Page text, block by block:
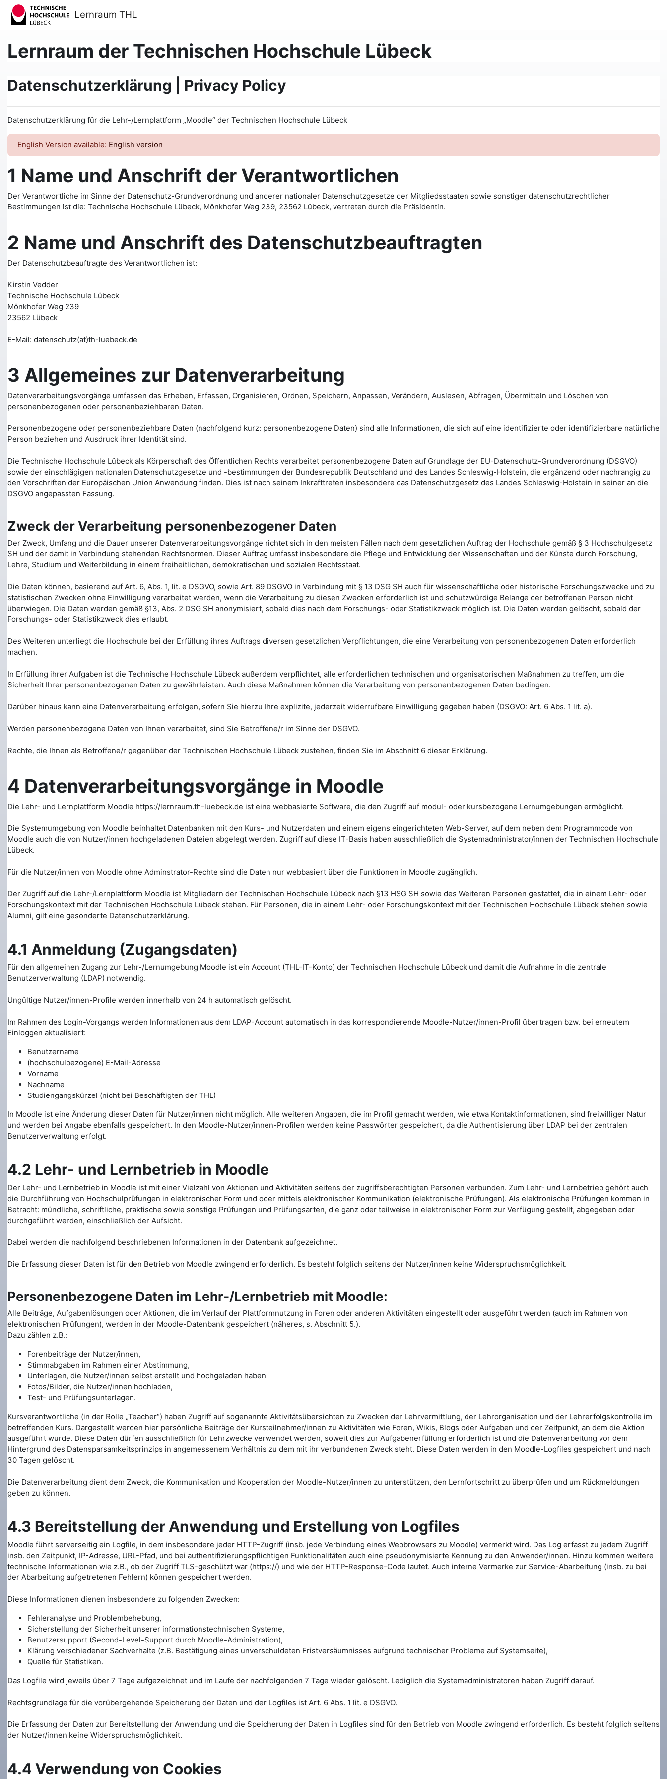
Zum Hauptinhalt
Lernraum THL
Lernraum der Technischen Hochschule Lübeck
Datenschutzerklärung | Privacy Policy
Datenschutzerklärung für die Lehr-/Lernplattform „Moodle“ der Technischen Hochschule Lübeck
English Version available: English version
1 Name und Anschrift der Verantwortlichen
Der Verantwortliche im Sinne der Datenschutz-Grundverordnung und anderer nationaler Datenschutzgesetze der Mitgliedsstaaten sowie sonstiger datenschutzrechtlicher
Bestimmungen ist die: Technische Hochschule Lübeck, Mönkhofer Weg 239, 23562 Lübeck, vertreten durch die Präsidentin.
2 Name und Anschrift des Datenschutzbeauftragten
Der Datenschutzbeauftragte des Verantwortlichen ist:
Kirstin Vedder
Technische Hochschule Lübeck
Mönkhofer Weg 239
23562 Lübeck
E-Mail: datenschutz(at)th-luebeck.de
3 Allgemeines zur Datenverarbeitung
Datenverarbeitungsvorgänge umfassen das Erheben, Erfassen, Organisieren, Ordnen, Speichern, Anpassen, Verändern, Auslesen, Abfragen, Übermitteln und Löschen von
personenbezogenen oder personenbeziehbaren Daten.
Personenbezogene oder personenbeziehbare Daten (nachfolgend kurz: personenbezogene Daten) sind alle Informationen, die sich auf eine identifizierte oder identifizierbare natürliche
Person beziehen und Ausdruck ihrer Identität sind.
Die Technische Hochschule Lübeck als Körperschaft des Öffentlichen Rechts verarbeitet personenbezogene Daten auf Grundlage der EU-Datenschutz-Grundverordnung (DSGVO)
sowie der einschlägigen nationalen Datenschutzgesetze und -bestimmungen der Bundesrepublik Deutschland und des Landes Schleswig-Holstein, die ergänzend oder nachrangig zu
den Vorschriften der Europäischen Union Anwendung finden. Dies ist nach seinem Inkrafttreten insbesondere das Datenschutzgesetz des Landes Schleswig-Holstein in seiner an die
DSGVO angepassten Fassung.
Zweck der Verarbeitung personenbezogener Daten
Der Zweck, Umfang und die Dauer unserer Datenverarbeitungsvorgänge richtet sich in den meisten Fällen nach dem gesetzlichen Auftrag der Hochschule gemäß § 3 Hochschulgesetz
SH und der damit in Verbindung stehenden Rechtsnormen. Dieser Auftrag umfasst insbesondere die Pflege und Entwicklung der Wissenschaften und der Künste durch Forschung,
Lehre, Studium und Weiterbildung in einem freiheitlichen, demokratischen und sozialen Rechtsstaat.
Die Daten können, basierend auf Art. 6, Abs. 1, lit. e DSGVO, sowie Art. 89 DSGVO in Verbindung mit § 13 DSG SH auch für wissenschaftliche oder historische Forschungszwecke und zu
statistischen Zwecken ohne Einwilligung verarbeitet werden, wenn die Verarbeitung zu diesen Zwecken erforderlich ist und schutzwürdige Belange der betroffenen Person nicht
überwiegen. Die Daten werden gemäß §13, Abs. 2 DSG SH anonymisiert, sobald dies nach dem Forschungs- oder Statistikzweck möglich ist. Die Daten werden gelöscht, sobald der
Forschungs- oder Statistikzweck dies erlaubt.
Des Weiteren unterliegt die Hochschule bei der Erfüllung ihres Auftrags diversen gesetzlichen Verpflichtungen, die eine Verarbeitung von personenbezogenen Daten erforderlich
machen.
In Erfüllung ihrer Aufgaben ist die Technische Hochschule Lübeck außerdem verpflichtet, alle erforderlichen technischen und organisatorischen Maßnahmen zu treffen, um die
Sicherheit Ihrer personenbezogenen Daten zu gewährleisten. Auch diese Maßnahmen können die Verarbeitung von personenbezogenen Daten bedingen.
Darüber hinaus kann eine Datenverarbeitung erfolgen, sofern Sie hierzu Ihre explizite, jederzeit widerrufbare Einwilligung gegeben haben (DSGVO: Art. 6 Abs. 1 lit. a).
Werden personenbezogene Daten von Ihnen verarbeitet, sind Sie Betroffene/r im Sinne der DSGVO.
Rechte, die Ihnen als Betroffene/r gegenüber der Technischen Hochschule Lübeck zustehen, finden Sie im Abschnitt 6 dieser Erklärung.
4 Datenverarbeitungsvorgänge in Moodle
Die Lehr- und Lernplattform Moodle https://lernraum.th-luebeck.de ist eine webbasierte Software, die den Zugriff auf modul- oder kursbezogene Lernumgebungen ermöglicht.
Die Systemumgebung von Moodle beinhaltet Datenbanken mit den Kurs- und Nutzerdaten und einem eigens eingerichteten Web-Server, auf dem neben dem Programmcode von
Moodle auch die von Nutzer/innen hochgeladenen Dateien abgelegt werden. Zugriff auf diese IT-Basis haben ausschließlich die Systemadministrator/innen der Technischen Hochschule
Lübeck.
Für die Nutzer/innen von Moodle ohne Adminstrator-Rechte sind die Daten nur webbasiert über die Funktionen in Moodle zugänglich.
Der Zugriff auf die Lehr-/Lernplattform Moodle ist Mitgliedern der Technischen Hochschule Lübeck nach §13 HSG SH sowie des Weiteren Personen gestattet, die in einem Lehr- oder
Forschungskontext mit der Technischen Hochschule Lübeck stehen. Für Personen, die in einem Lehr- oder Forschungskontext mit der Technischen Hochschule Lübeck stehen sowie
Alumni, gilt eine gesonderte Datenschutzerklärung.
4.1 Anmeldung (Zugangsdaten)
Für den allgemeinen Zugang zur Lehr-/Lernumgebung Moodle ist ein Account (THL-IT-Konto) der Technischen Hochschule Lübeck und damit die Aufnahme in die zentrale
Benutzerverwaltung (LDAP) notwendig.
Ungültige Nutzer/innen-Profile werden innerhalb von 24 h automatisch gelöscht.
Im Rahmen des Login-Vorgangs werden Informationen aus dem LDAP-Account automatisch in das korrespondierende Moodle-Nutzer/innen-Profil übertragen bzw. bei erneutem
Einloggen aktualisiert:
Benutzername
(hochschulbezogene) E-Mail-Adresse
Vorname
Nachname
Studiengangskürzel (nicht bei Beschäftigten der THL)
In Moodle ist eine Änderung dieser Daten für Nutzer/innen nicht möglich. Alle weiteren Angaben, die im Profil gemacht werden, wie etwa Kontaktinformationen, sind freiwilliger Natur
und werden bei Angabe ebenfalls gespeichert. In den Moodle-Nutzer/innen-Profilen werden keine Passwörter gespeichert, da die Authentisierung über LDAP bei der zentralen
Benutzerverwaltung erfolgt.
4.2 Lehr- und Lernbetrieb in Moodle
Der Lehr- und Lernbetrieb in Moodle ist mit einer Vielzahl von Aktionen und Aktivitäten seitens der zugriffsberechtigten Personen verbunden. Zum Lehr- und Lernbetrieb gehört auch
die Durchführung von Hochschulprüfungen in elektronischer Form und oder mittels elektronischer Kommunikation (elektronische Prüfungen). Als elektronische Prüfungen kommen in
Betracht: mündliche, schriftliche, praktische sowie sonstige Prüfungen und Prüfungsarten, die ganz oder teilweise in elektronischer Form zur Verfügung gestellt, abgegeben oder
durchgeführt werden, einschließlich der Aufsicht.
Dabei werden die nachfolgend beschriebenen Informationen in der Datenbank aufgezeichnet.
Die Erfassung dieser Daten ist für den Betrieb von Moodle zwingend erforderlich. Es besteht folglich seitens der Nutzer/innen keine Widerspruchsmöglichkeit.
Personenbezogene Daten im Lehr-/Lernbetrieb mit Moodle:
Alle Beiträge, Aufgabenlösungen oder Aktionen, die im Verlauf der Plattformnutzung in Foren oder anderen Aktivitäten eingestellt oder ausgeführt werden (auch im Rahmen von
elektronischen Prüfungen), werden in der Moodle-Datenbank gespeichert (näheres, s. Abschnitt 5.).
Dazu zählen z.B.:
Forenbeiträge der Nutzer/innen,
Stimmabgaben im Rahmen einer Abstimmung,
Unterlagen, die Nutzer/innen selbst erstellt und hochgeladen haben,
Fotos/Bilder, die Nutzer/innen hochladen,
Test- und Prüfungsunterlagen.
Kursverantwortliche (in der Rolle „Teacher“) haben Zugriff auf sogenannte Aktivitätsübersichten zu Zwecken der Lehrvermittlung, der Lehrorganisation und der Lehrerfolgskontrolle im
betreffenden Kurs. Dargestellt werden hier persönliche Beiträge der Kursteilnehmer/innen zu Aktivitäten wie Foren, Wikis, Blogs oder Aufgaben und der Zeitpunkt, an dem die Aktion
ausgeführt wurde. Diese Daten dürfen ausschließlich für Lehrzwecke verwendet werden, soweit dies zur Aufgabenerfüllung erforderlich ist und die Datenverarbeitung vor dem
Hintergrund des Datensparsamkeitsprinzips in angemessenem Verhältnis zu dem mit ihr verbundenen Zweck steht. Diese Daten werden in den Moodle-Logfiles gespeichert und nach
30 Tagen gelöscht.
Die Datenverarbeitung dient dem Zweck, die Kommunikation und Kooperation der Moodle-Nutzer/innen zu unterstützen, den Lernfortschritt zu überprüfen und um Rückmeldungen
geben zu können.
4.3 Bereitstellung der Anwendung und Erstellung von Logfiles
Moodle führt serverseitig ein Logfile, in dem insbesondere jeder HTTP-Zugriff (insb. jede Verbindung eines Webbrowsers zu Moodle) vermerkt wird. Das Log erfasst zu jedem Zugriff
insb. den Zeitpunkt, IP-Adresse, URL-Pfad, und bei authentifizierungspflichtigen Funktionalitäten auch eine pseudonymisierte Kennung zu den Anwender/innen. Hinzu kommen weitere
technische Informationen wie z.B., ob der Zugriff TLS-geschützt war (https://) und wie der HTTP-Response-Code lautet. Auch interne Vermerke zur Service-Abarbeitung (insb. zu bei
der Abarbeitung aufgetretenen Fehlern) können gespeichert werden.
Diese Informationen dienen insbesondere zu folgenden Zwecken:
Fehleranalyse und Problembehebung,
Sicherstellung der Sicherheit unserer informationstechnischen Systeme,
Benutzersupport (Second-Level-Support durch Moodle-Administration),
Klärung verschiedener Sachverhalte (z.B. Bestätigung eines unverschuldeten Fristversäumnisses aufgrund technischer Probleme auf Systemseite),
Quelle für Statistiken.
Das Logfile wird jeweils über 7 Tage aufgezeichnet und im Laufe der nachfolgenden 7 Tage wieder gelöscht. Lediglich die Systemadministratoren haben Zugriff darauf.
Rechtsgrundlage für die vorübergehende Speicherung der Daten und der Logfiles ist Art. 6 Abs. 1 lit. e DSGVO.
Die Erfassung der Daten zur Bereitstellung der Anwendung und die Speicherung der Daten in Logfiles sind für den Betrieb von Moodle zwingend erforderlich. Es besteht folglich seitens
der Nutzer/innen keine Widerspruchsmöglichkeit.
4.4 Verwendung von Cookies